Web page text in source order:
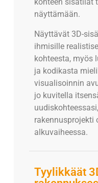
näyttämään.
Näyttävät 3D-
ihmisille
kohteesta, myös
ja kodikasta
visualisoinnin
jo kuvitella
rakennusprojekti
alkuvaiheessa.
Tyylikkäät